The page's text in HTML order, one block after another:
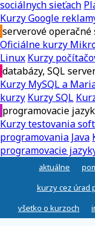
sociálnych sieťach
Kurzy Google
serverové operačné
Oficiálne kurzy
Linux Kurzy
databázy, SQL
Kurzy MySQL a
kurzy Kurzy SQL
programovacie
Kurzy testovania
programovania Java
programovacie
aktuálne
kurzy cez úrad
všetko o kurzoch